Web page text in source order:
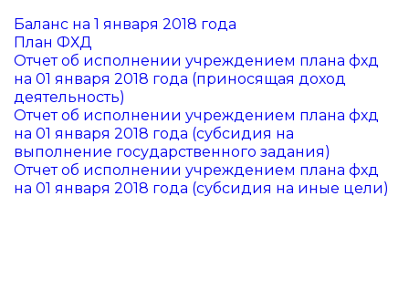
Баланс на 1 января 2018 года
План ФХД
Отчет об исполнении учреждением плана фхд
на 01 января 2018 года (приносящая доход
деятельность)
Отчет об исполнении учреждением плана фхд
на 01 января 2018 года (субсидия на
выполнение государственного задания)
Отчет об исполнении учреждением плана фхд
на 01 января 2018 года (субсидия на иные цели)